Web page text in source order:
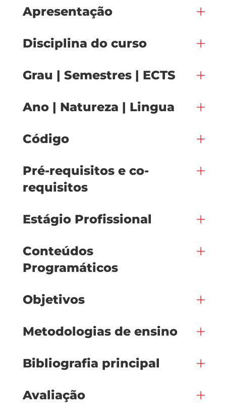
Apresentação
Disciplina do curso
Grau | Semestres | ECTS
Ano | Natureza | Lingua
Código
Pré-requisitos e co-
requisitos
Estágio Profissional
Conteúdos
Programáticos
Objetivos
Metodologias de ensino
Bibliografia principal
Avaliação